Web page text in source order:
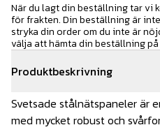
Produktbeskrivning
Svetsade stålnätspaneler är
med mycket robust och
När du lagt din beställning tar vi
för frakten. Din beställning är
stryka din order om du inte är
välja att hämta din beställning